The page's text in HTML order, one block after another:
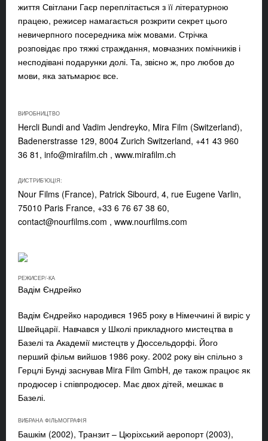
життя Світлани Гаєр переплітається з її літературною
працею, режисер намагається розкрити секрет цього
невичерпного посередника між мовами. Стрічка
розповідає про тяжкі страждання, мовчазних помічників і
несподівані подарунки долі. Та, звісно ж, про любов до
мови, яка затьмарює все.
ВИРОБНИЦТВО
Hercli Bundi and Vadim Jendreyko, Mira Film (Switzerland),
Badenerstrasse 129, 8004 Zurich Switzerland, +41 43 960
36 81, info@mirafilm.ch , www.mirafilm.ch
ДИСТРИБ'ЮЦІЯ:
Nour Films (France), Patrick Sibourd, 4, rue Eugene Varlin,
75010 Paris France, +33 6 76 67 38 60,
contact@nourfilms.com , www.nourfilms.com
РЕЖИСЕР/-КА
Вадім Єндрейко
Вадім Єндрейко народився 1965 року в Німеччині й виріс у
Швейцарії. Навчався у Школі прикладного мистецтва в
Базелі та Академії мистецтв у Дюссельдорфі. Його
перший фільм вийшов 1986 року. 2002 року він спільно з
Герцлі Бунді заснував Mira Film GmbH, де також працює як
продюсер і співпродюсер. Має двох дітей, мешкає в
Базелі.
ВИБРАНА ФІЛЬМОГРАФІЯ
Башкім (2002), Транзит – Цюріхський аеропорт (2003),